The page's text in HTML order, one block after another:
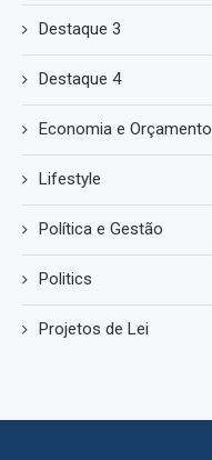
Destaque 3
Destaque 4
Economia e Orçamento
Lifestyle
Política e Gestão
Politics
Projetos de Lei